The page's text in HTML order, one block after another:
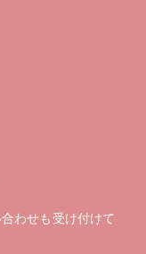
わせも受け付けて